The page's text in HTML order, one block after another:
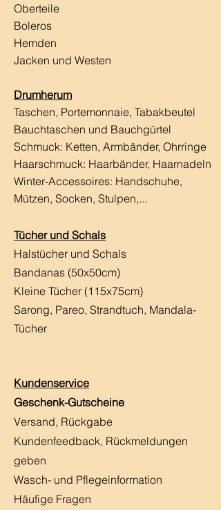
Oberteile
Boleros
Hemden
Jacken und Westen
Drumherum
Taschen, Portemonnaie, Tabakbeutel
Bauchtaschen und Bauchgürtel
Schmuck: Ketten, Armbänder, Ohrringe
Haarschmuck: Haarbänder, Haarnadeln
Winter-Accessoires: Handschuhe,
Mützen, Socken, Stulpen,...
Tücher und Schals
Halstücher und Schals
Bandanas (50x50cm)
Kleine Tücher (115x75cm)
Sarong, Pareo, Strandtuch, Mandala-
Tücher
Kundenservice
Geschenk-Gutscheine
Versand, Rückgabe
Kundenfeedback, Rückmeldungen
geben
Wasch- und Pflegeinformation
Häufige Fragen